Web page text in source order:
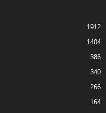
1912
1404
386
340
266
164